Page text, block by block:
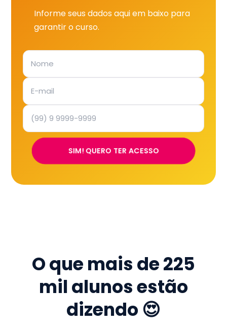
Informe seus dados aqui em baixo para
garantir o curso.
SIM! QUERO TER ACESSO
O que mais de225
mil alunos estão
dizendo 😍